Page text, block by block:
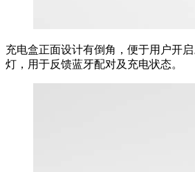
充电盒正面设计有倒角，便于用户开
灯，用于反馈蓝牙配对及充电状态。